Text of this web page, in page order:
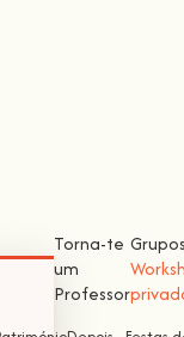
Torna-te
um
Professor
Grupos